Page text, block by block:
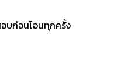
บก่อนโอนทุกครั้ง